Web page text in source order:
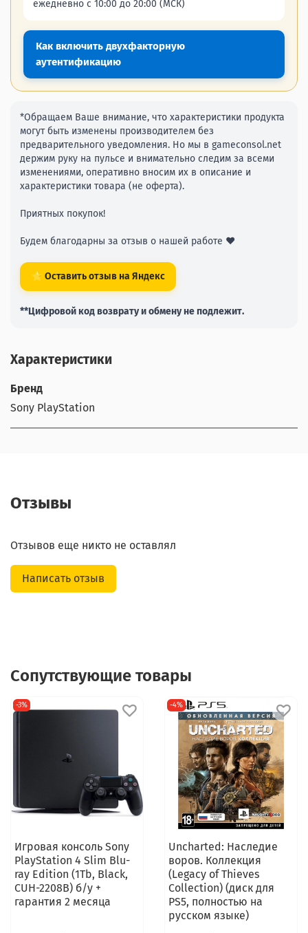
ежедневно с 10:00 до 20:00 (МСК)
Как включить двухфакторную
аутентификацию
*Обращаем Ваше внимание, что характеристики продукта
могут быть изменены производителем без
предварительного уведомления. Но мы в gameconsol.net
держим руку на пульсе и внимательно следим за всеми
изменениями, оперативно вносим их в описание и
характеристики товара (не оферта).
Приятных покупок!
Будем благодарны за отзыв о нашей работе ❤️
⭐ Оставить отзыв на Яндекс
**Цифровой код возврату и обмену не подлежит.
Характеристики
Бренд
Sony PlayStation
Отзывы
Отзывов еще никто не оставлял
Написать отзыв
Сопутствующие товары
-3%
Игровая консоль Sony
PlayStation 4 Slim Blu-
ray Edition (1Тb, Black,
CUH-2208B) б/у +
гарантия 2 месяца
-4%
Uncharted: Наследие
воров. Коллекция
(Legacy of Thieves
Collection) (диск для
PS5, полностью на
русском языке)